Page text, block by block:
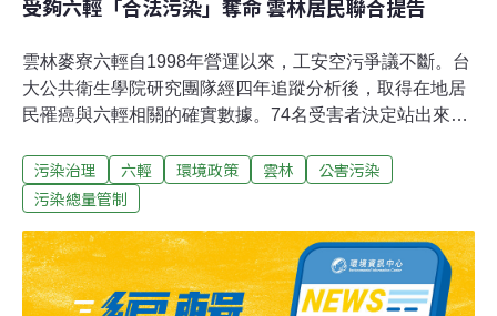
受夠六輕「合法污染」奪命 雲林居民聯合提告
雲林麥寮六輕自1998年營運以來，工安空污爭議不斷。台
大公共衛生學院研究團隊經四年追蹤分析後，取得在地居
民罹癌與六輕相關的確實數據。74名受害者決定站出來，
化、台塑石化、麥寮汽電5家公司提告。詹順貴13日到雲
林地方法院遞狀，求償7017萬。詹順貴律師表示，六輕對
居民。當地居民罹患跟石化污染相關的癌症，甚至死亡。
藉由這次訴訟，不僅挑戰台塑石化王國，也挑戰政府過度
偏向經濟發展、忽略人民健康的政策。以生命為證 雲林台
污染治理 六輕 環境政策 雲林
公害污染
污染總量管制